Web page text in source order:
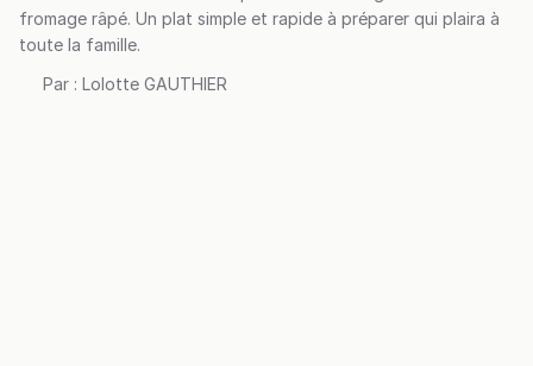
fromage râpé. Un plat simple et rapide à préparer qui plaira à
toute la famille.
Par : Lolotte GAUTHIER